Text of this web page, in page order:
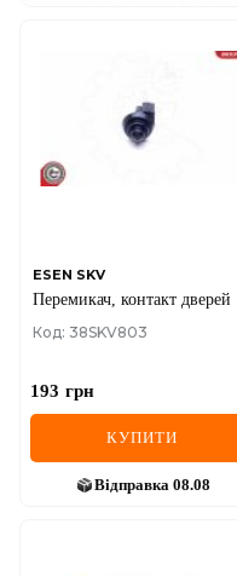
ESEN SKV
Перемикач, контакт дверей
Код: 38SKV803
193 грн
КУПИТИ
Відправка 08.08